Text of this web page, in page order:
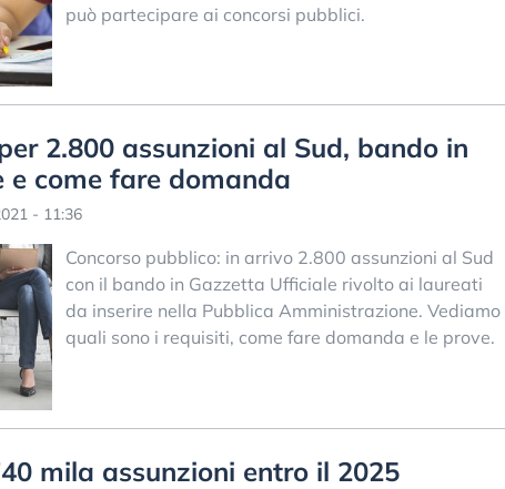
può partecipare ai concorsi pubblici.
2.800 assunzioni al Sud, bando in
e come fare domanda
- 11:36
Concorso pubblico: in arrivo 2.800 assunzioni al Sud
con il bando in Gazzetta Ufficiale rivolto ai laureati
da inserire nella Pubblica Amministrazione. Vediamo
quali sono i requisiti, come fare domanda e le prove.
mila assunzioni entro il 2025